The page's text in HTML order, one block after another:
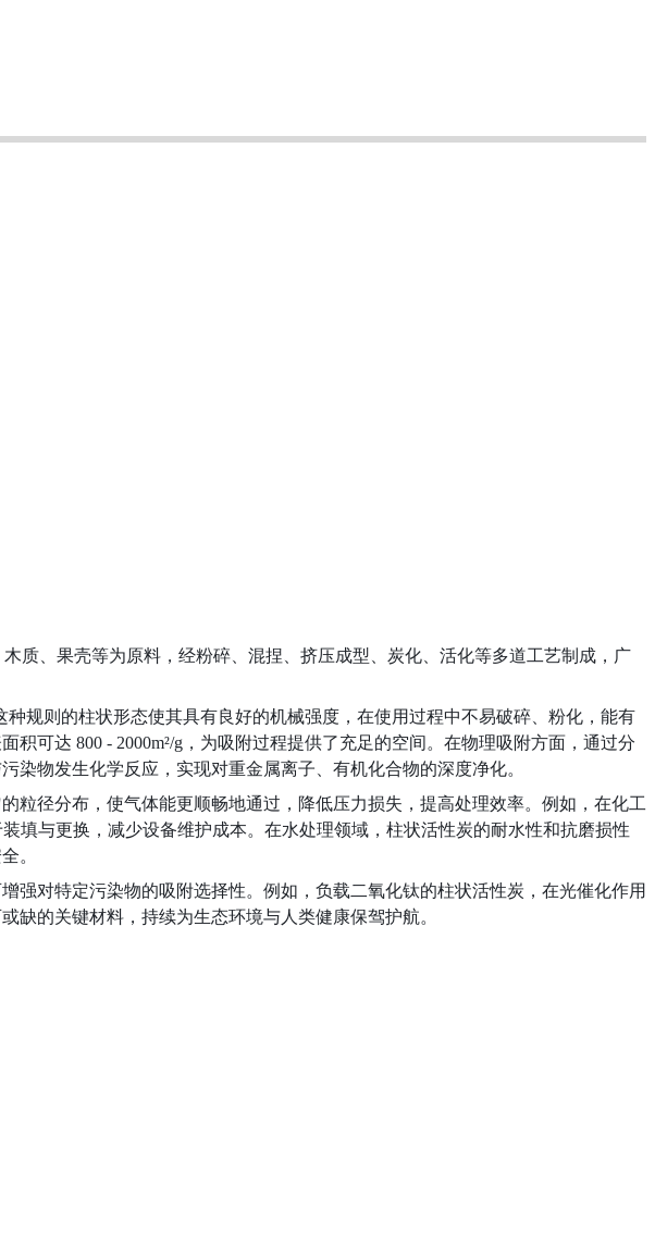
质、果壳等为原料，经粉碎、混捏、挤压成型、炭化、活化等多道工艺制成，广
规则的柱状形态使其具有良好的机械强度，在使用过程中不易破碎、粉化，能有
可达 800 - 2000m²/g，为吸附过程提供了充足的空间。在物理吸附方面，通过分
物发生化学反应，实现对重金属离子、有机化合物的深度净化。
粒径分布，使气体能更顺畅地通过，降低压力损失，提高处理效率。例如，在化工
填与更换，减少设备维护成本。在水处理领域，柱状活性炭的耐水性和抗磨损性
。
强对特定污染物的吸附选择性。例如，负载二氧化钛的柱状活性炭，在光催化作用
缺的关键材料，持续为生态环境与人类健康保驾护航。